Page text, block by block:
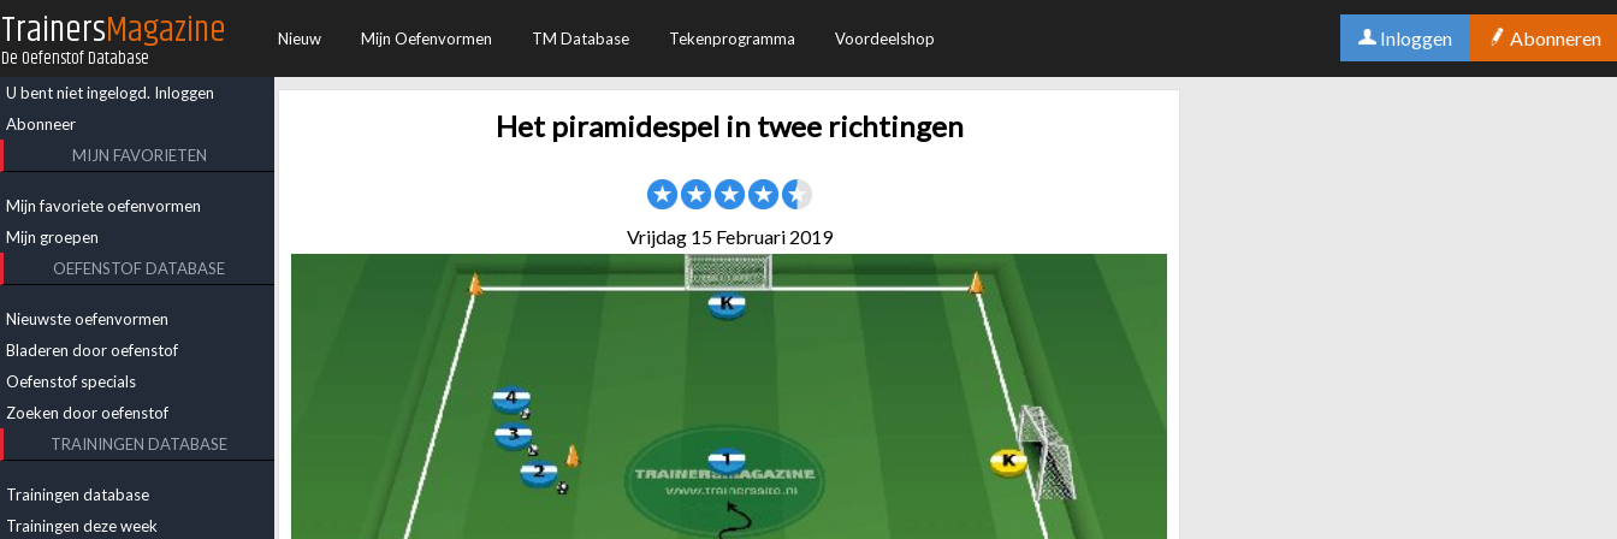
TrainersMagazine
De Oefenstof Database
Nieuw Mijn Oefenvormen TM Database Tekenprogramma Voordeelshop Inloggen Abonneren
U bent niet ingelogd. Inloggen
Abonneer
MIJN FAVORIETEN
Mijn favoriete oefenvormen
Mijn groepen
OEFENSTOF DATABASE
Nieuwste oefenvormen
Bladeren door oefenstof
Oefenstof specials
Zoeken door oefenstof
TRAININGEN DATABASE
Trainingen database
Trainingen deze week
Het piramidespel in twee richtingen
Vrijdag 15 Februari 2019